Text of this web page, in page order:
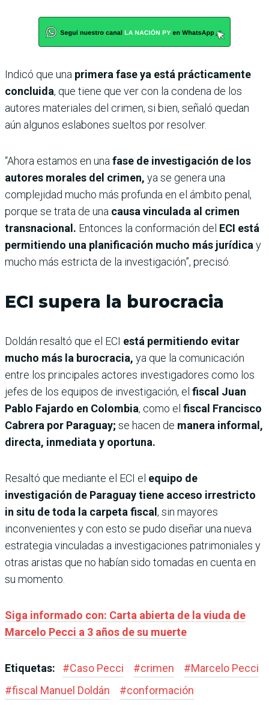
Indicó que una primera fase ya está prácticamente
concluida, que tiene que ver con la condena de los
autores materiales del crimen, si bien, señaló quedan
aún algunos eslabones sueltos por resolver.
“Ahora estamos en una fase de investigación de los
autores morales del crimen, ya se genera una
complejidad mucho más profunda en el ámbito penal,
porque se trata de una causa vinculada al crimen
transnacional. Entonces la conformación del ECI está
permitiendo una planificación mucho más jurídica y
mucho más estricta de la investigación”, precisó.
ECI supera la burocracia
Doldán resaltó que el ECI está permitiendo evitar
mucho más la burocracia, ya que la comunicación
entre los principales actores investigadores como los
jefes de los equipos de investigación, el fiscal Juan
Pablo Fajardo en Colombia, como el fiscal Francisco
Cabrera por Paraguay; se hacen de manera informal,
directa, inmediata y oportuna.
Resaltó que mediante el ECI el equipo de
investigación de Paraguay tiene acceso irrestricto
in situ de toda la carpeta fiscal, sin mayores
inconvenientes y con esto se pudo diseñar una nueva
estrategia vinculadas a investigaciones patrimoniales y
otras aristas que no habían sido tomadas en cuenta en
su momento.
Siga informado con: Carta abierta de la viuda de
Marcelo Pecci a 3 años de su muerte
Etiquetas: #Caso Pecci #crimen #Marcelo Pecci
#fiscal Manuel Doldán #conformación